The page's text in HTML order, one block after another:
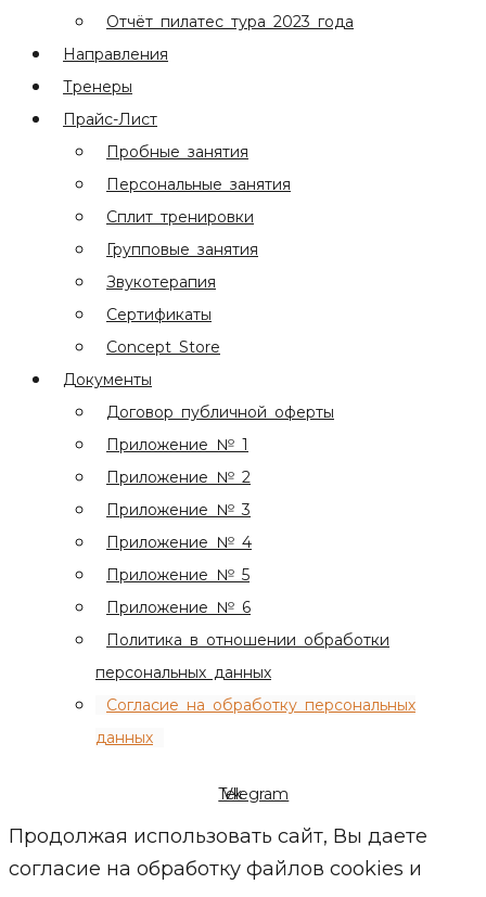
Отчёт пилатес тура 2023 года
Направления
Тренеры
Прайс-Лист
Пробные занятия
Персональные занятия
Сплит тренировки
Групповые занятия
Звукотерапия
Сертификаты
Concept Store
Документы
Договор публичной оферты
Приложение № 1
Приложение № 2
Приложение № 3
Приложение № 4
Приложение № 5
Приложение № 6
Политика в отношении обработки
персональных данных
Согласие на обработку персональных
данных
Vk
Telegram
Продолжая использовать сайт, Вы даете
согласие на обработку файлов cookies и